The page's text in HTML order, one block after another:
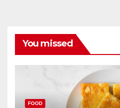
You missed
FOOD